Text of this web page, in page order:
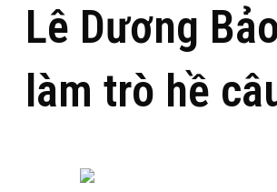
Lê Dương
làm trò hề